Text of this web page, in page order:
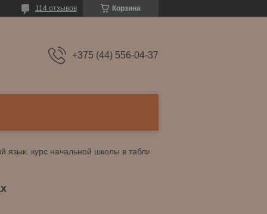
Корзина
114 отзывов
+375 (44) 556-04-37